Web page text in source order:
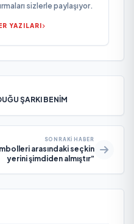
sizlerle paylaşıyor.
YAZILARI
ŞARKI BENİM
SONRAKI HABER
arasındaki seçkin
yerini şimdiden almıştır”